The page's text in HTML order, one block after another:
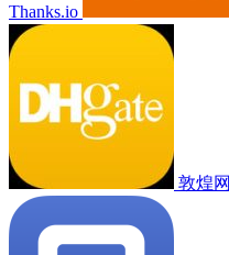
Thanks.io
敦煌网